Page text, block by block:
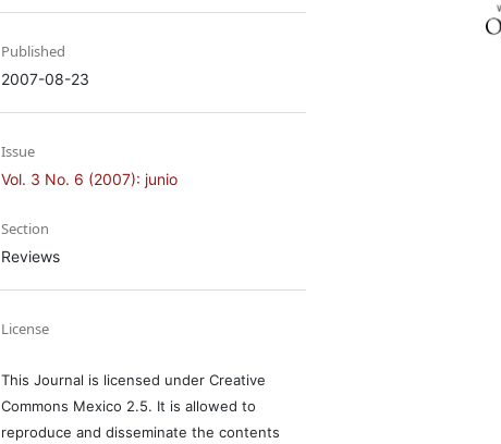
Published
2007-08-23
Issue
Vol. 3 No. 6 (2007): junio
Section
Reviews
License
This Journal is licensed under Creative
Commons Mexico 2.5. It is allowed to
reproduce and disseminate the contents